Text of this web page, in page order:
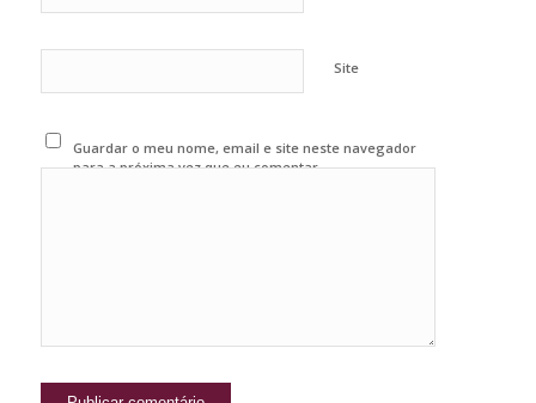
Site
Guardar o meu nome, email e site neste navegador
para a próxima vez que eu comentar.